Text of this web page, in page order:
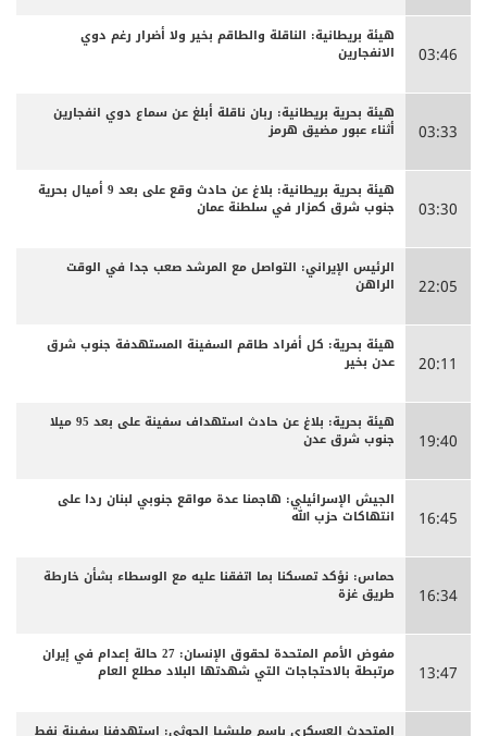
03:46
هيئة بريطانية: الناقلة والطاقم بخير ولا أضرار رغم دوي
الانفجارين
03:33
هيئة بحرية بريطانية: ربان ناقلة أبلغ عن سماع دوي انفجارين
أثناء عبور مضيق هرمز
03:30
هيئة بحرية بريطانية: بلاغ عن حادث وقع على بعد 9 أميال بحرية
جنوب شرق كمزار في سلطنة عمان
22:05
الرئيس الإيراني: التواصل مع المرشد صعب جدا في الوقت
الراهن
20:11
هيئة بحرية: كل أفراد طاقم السفينة المستهدفة جنوب شرق
عدن بخير
19:40
هيئة بحرية: بلاغ عن حادث استهداف سفينة على بعد 95 ميلا
جنوب شرق عدن
16:45
الجيش الإسرائيلي: هاجمنا عدة مواقع جنوبي لبنان ردا على
انتهاكات حزب الله
16:34
حماس: نؤكد تمسكنا بما اتفقنا عليه مع الوسطاء بشأن خارطة
طريق غزة
13:47
مفوض الأمم المتحدة لحقوق الإنسان: 27 حالة إعدام في إيران
مرتبطة بالاحتجاجات التي شهدتها البلاد مطلع العام
المتحدث العسكري باسم مليشيا الحوثي: استهدفنا سفينة نفط